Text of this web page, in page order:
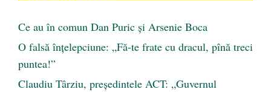
Ce au în comun Dan Puric şi Arsenie Boca
O falsă înțelepciune: „Fă-te frate cu dracul, pînă treci
puntea!”
Claudiu Târziu, președintele ACT: „Guvernul